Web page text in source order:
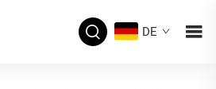
DE